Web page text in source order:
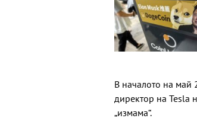
В началото на май
директор на Tesla
„измама“.